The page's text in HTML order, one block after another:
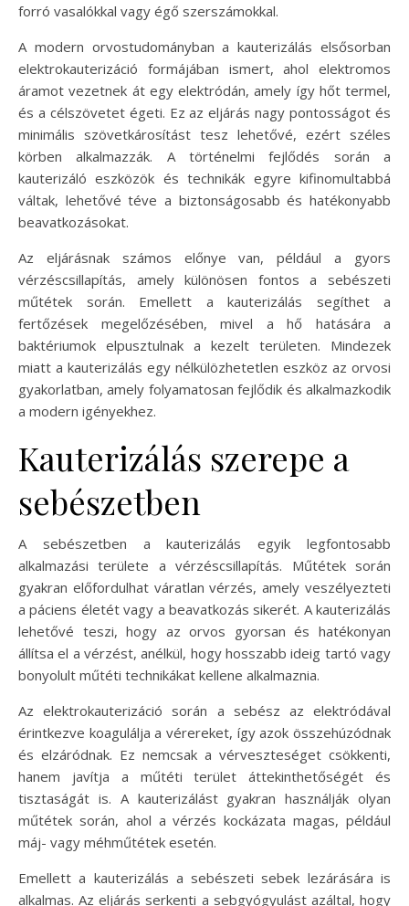
forró vasalókkal vagy égő szerszámokkal.
A modern orvostudományban a kauterizálás elsősorban
elektrokauterizáció formájában ismert, ahol elektromos
áramot vezetnek át egy elektródán, amely így hőt termel,
és a célszövetet égeti. Ez az eljárás nagy pontosságot és
minimális szövetkárosítást tesz lehetővé, ezért széles
körben alkalmazzák. A történelmi fejlődés során a
kauterizáló eszközök és technikák egyre kifinomultabbá
váltak, lehetővé téve a biztonságosabb és hatékonyabb
beavatkozásokat.
Az eljárásnak számos előnye van, például a gyors
vérzéscsillapítás, amely különösen fontos a sebészeti
műtétek során. Emellett a kauterizálás segíthet a
fertőzések megelőzésében, mivel a hő hatására a
baktériumok elpusztulnak a kezelt területen. Mindezek
miatt a kauterizálás egy nélkülözhetetlen eszköz az orvosi
gyakorlatban, amely folyamatosan fejlődik és alkalmazkodik
a modern igényekhez.
Kauterizálás szerepe a
sebészetben
A sebészetben a kauterizálás egyik legfontosabb
alkalmazási területe a vérzéscsillapítás. Műtétek során
gyakran előfordulhat váratlan vérzés, amely veszélyezteti
a páciens életét vagy a beavatkozás sikerét. A kauterizálás
lehetővé teszi, hogy az orvos gyorsan és hatékonyan
állítsa el a vérzést, anélkül, hogy hosszabb ideig tartó vagy
bonyolult műtéti technikákat kellene alkalmaznia.
Az elektrokauterizáció során a sebész az elektródával
érintkezve koagulálja a vérereket, így azok összehúzódnak
és elzáródnak. Ez nemcsak a vérveszteséget csökkenti,
hanem javítja a műtéti terület áttekinthetőségét és
tisztaságát is. A kauterizálást gyakran használják olyan
műtétek során, ahol a vérzés kockázata magas, például
máj- vagy méhműtétek esetén.
Emellett a kauterizálás a sebészeti sebek lezárására is
alkalmas. Az eljárás serkenti a sebgyógyulást azáltal, hogy